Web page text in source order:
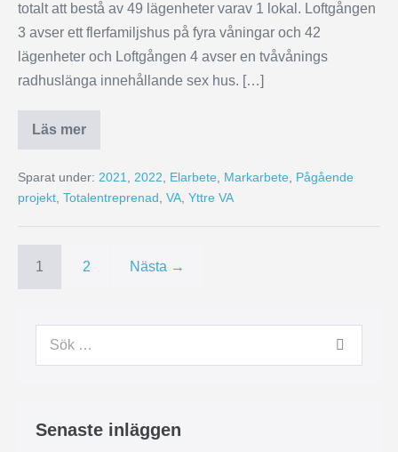
totalt att bestå av 49 lägenheter varav 1 lokal. Loftgången
3 avser ett flerfamiljshus på fyra våningar och 42
lägenheter och Loftgången 4 avser en tvåvånings
radhuslänga innehållande sex hus. […]
Läs mer
Sparat under: 2021 2022 Elarbete Markarbete
Pågående
projekt Totalentreprenad VA Yttre VA
1 2 Nästa →
Senaste inläggen